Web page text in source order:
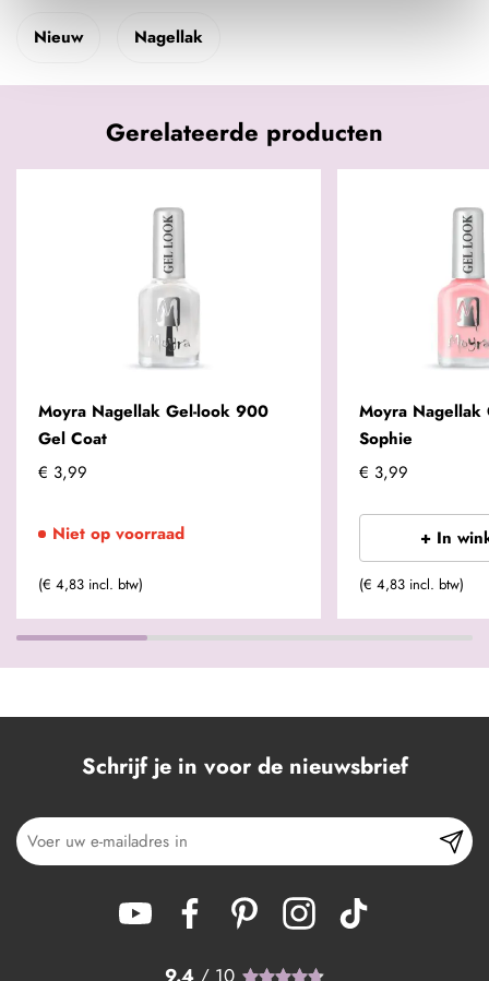
Nieuw Nagellak
Gerelateerde producten
Moyra Nagellak Gel-look 900
Gel Coat
€ 3,99
Niet op voorraad
(€ 4,83 incl. btw)
Moyra Nagellak
Sophie
€ 3,99
+ In
(€ 4,83 incl. btw)
Schrijf je in voor de nieuwsbrief
9.4 / 10